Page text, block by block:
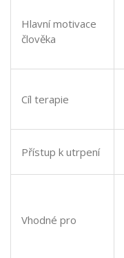
Hlavní motivace
člověka
Cíl terapie
Přístup k utrpení
Vhodné pro